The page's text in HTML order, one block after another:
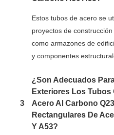
Estos tubos de acero se
proyectos de
como armazones de
y componentes
3
¿Son Adecuados
Exteriores Los Tubos
Acero Al Carbono
Rectangulares De
Y A53?